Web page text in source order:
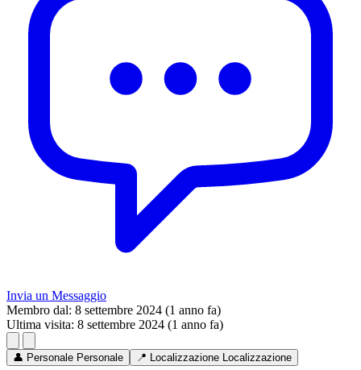
Invia un Messaggio
Membro dal: 8 settembre 2024 (1 anno fa)
Ultima visita: 8 settembre 2024 (1 anno fa)
👤 Personale Personale 📍 Localizzazione Localizzazione